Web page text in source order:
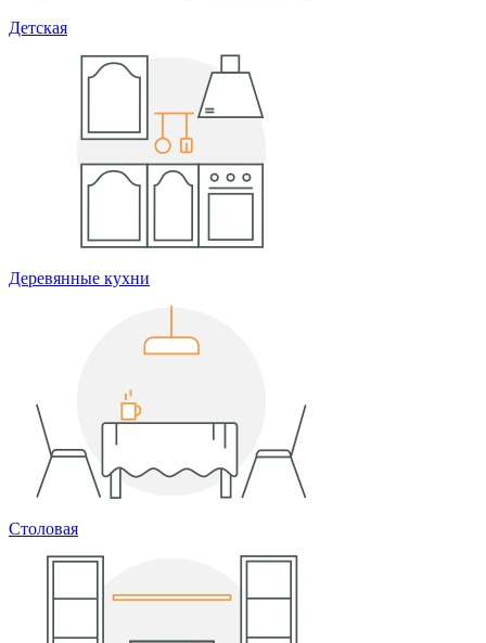
Детская
Деревянные кухни
Столовая